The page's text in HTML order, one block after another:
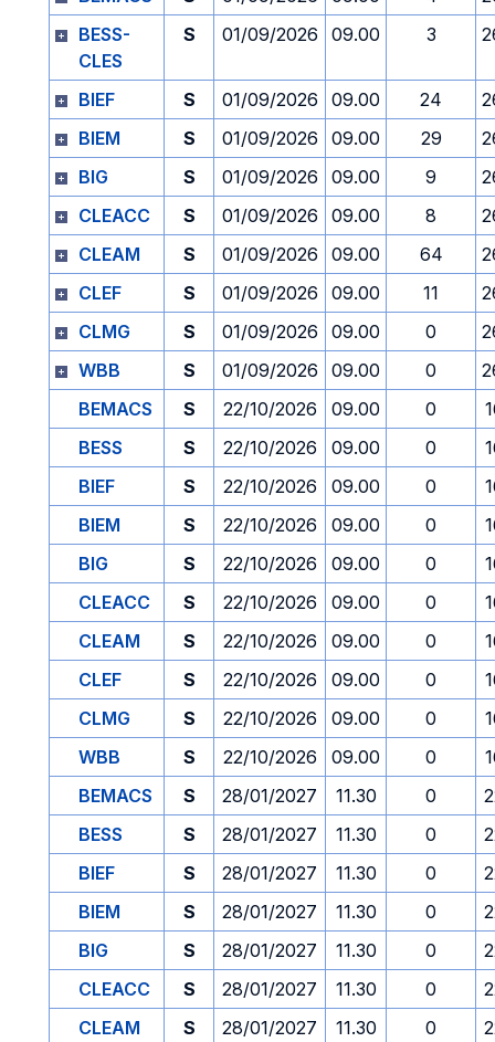
BESS-
CLES
S 01/09/2026 09.00 3
BIEF S 01/09/2026 09.00 24
BIEM
S 01/09/2026 09.00 29
BIG
S 01/09/2026 09.00 9
CLEACC
S 01/09/2026 09.00 8
CLEAM
S 01/09/2026 09.00 64
CLEF
S 01/09/2026 09.00 11
CLMG
S 01/09/2026 09.00 0
WBB
S 01/09/2026 09.00 0
BEMACS
S 22/10/2026 09.00 0
BESS
S 22/10/2026 09.00 0
BIEF
S 22/10/2026 09.00 0
BIEM
S 22/10/2026 09.00 0
BIG
S 22/10/2026 09.00 0
CLEACC
S 22/10/2026 09.00 0
CLEAM
S 22/10/2026 09.00 0
CLEF
S 22/10/2026 09.00 0
CLMG
S 22/10/2026 09.00 0
WBB
S 22/10/2026 09.00 0
BEMACS
S 28/01/2027 11.30 0
BESS
S 28/01/2027 11.30 0
BIEF
S 28/01/2027 11.30 0
BIEM
S 28/01/2027 11.30 0
BIG
S 28/01/2027 11.30 0
CLEACC
S 28/01/2027 11.30 0
CLEAM
S 28/01/2027 11.30 0